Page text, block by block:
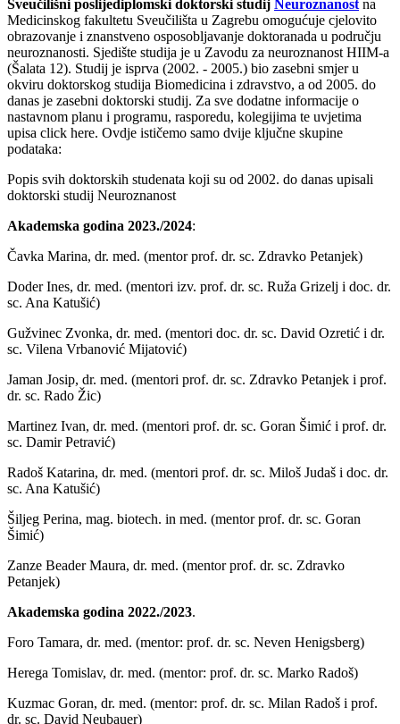
Sveučilišni poslijediplomski doktorski studij Neuroznanost na
Medicinskog fakultetu Sveučilišta u Zagrebu omogućuje cjelovito
obrazovanje i znanstveno osposobljavanje doktoranada u području
neuroznanosti. Sjedište studija je u Zavodu za neuroznanost HIIM-a
(Šalata 12). Studij je isprva (2002. - 2005.) bio zasebni smjer u
okviru doktorskog studija Biomedicina i zdravstvo, a od 2005. do
danas je zasebni doktorski studij. Za sve dodatne informacije o
nastavnom planu i programu, rasporedu, kolegijima te uvjetima
upisa click here. Ovdje ističemo samo dvije ključne skupine
podataka:
Popis svih doktorskih studenata koji su od 2002. do danas upisali
doktorski studij Neuroznanost
Akademska godina 2023./2024:
Čavka Marina, dr. med. (mentor prof. dr. sc. Zdravko Petanjek)
Doder Ines, dr. med. (mentori izv. prof. dr. sc. Ruža Grizelj i doc. dr.
sc. Ana Katušić)
Gužvinec Zvonka, dr. med. (mentori doc. dr. sc. David Ozretić i dr.
sc. Vilena Vrbanović Mijatović)
Jaman Josip, dr. med. (mentori prof. dr. sc. Zdravko Petanjek i prof.
dr. sc. Rado Žic)
Martinez Ivan, dr. med. (mentori prof. dr. sc. Goran Šimić i prof. dr.
sc. Damir Petravić)
Radoš Katarina, dr. med. (mentori prof. dr. sc. Miloš Judaš i doc. dr.
sc. Ana Katušić)
Šiljeg Perina, mag. biotech. in med. (mentor prof. dr. sc. Goran
Šimić)
Zanze Beader Maura, dr. med. (mentor prof. dr. sc. Zdravko
Petanjek)
Akademska godina 2022./2023.
Foro Tamara, dr. med. (mentor: prof. dr. sc. Neven Henigsberg)
Herega Tomislav, dr. med. (mentor: prof. dr. sc. Marko Radoš)
Kuzmac Goran, dr. med. (mentor: prof. dr. sc. Milan Radoš i prof.
dr. sc. David Neubauer)